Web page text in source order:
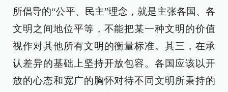
所倡导的“公平、民主”理念，就是主张各国、各
文明之间地位平等，不能把某一种文明的价值
视作对其他所有文明的衡量标准。其三，在承
认差异的基础上坚持开放包容。各国应该以开
放的心态和宽广的胸怀对待不同文明所秉持的